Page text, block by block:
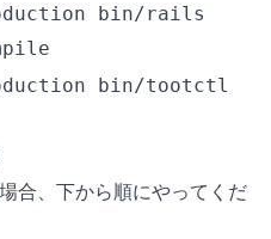
bin/rails
bin/tootctl
合、下から順にやってくだ